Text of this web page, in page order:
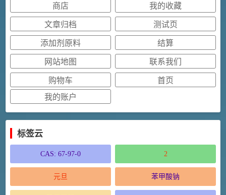
商店
我的收藏
文章归档
测试页
添加剂原料
结算
网站地图
联系我们
购物车
我的账户
首页
标签云
CAS: 67-97-0 2
元旦 苯甲酸钠